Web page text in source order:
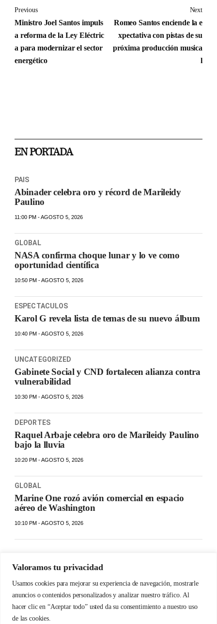
Valoramos tu privacidad
Usamos cookies para mejorar su experiencia de navegación, mostrarle
anuncios o contenidos personalizados y analizar nuestro tráfico. Al
hacer clic en “Aceptar todo” usted da su consentimiento a nuestro uso
de las cookies.
Previous
Ministro Joel Santos impuls
a reforma de la Ley Eléctric
a para modernizar el sector
energético
Next
Romeo Santos enciende la e
xpectativa con pistas de su
próxima producción musica
l
EN PORTADA
PAIS
Abinader celebra oro y récord de Marileidy
Paulino
11:00 PM - AGOSTO 5, 2026
GLOBAL
NASA confirma choque lunar y lo ve como
oportunidad científica
10:50 PM - AGOSTO 5, 2026
ESPECTACULOS
Karol G revela lista de temas de su nuevo álbum
10:40 PM - AGOSTO 5, 2026
UNCATEGORIZED
Gabinete Social y CND fortalecen alianza contra
vulnerabilidad
10:30 PM - AGOSTO 5, 2026
DEPORTES
Raquel Arbaje celebra oro de Marileidy Paulino
bajo la lluvia
10:20 PM - AGOSTO 5, 2026
GLOBAL
Marine One rozó avión comercial en espacio
aéreo de Washington
10:10 PM - AGOSTO 5, 2026